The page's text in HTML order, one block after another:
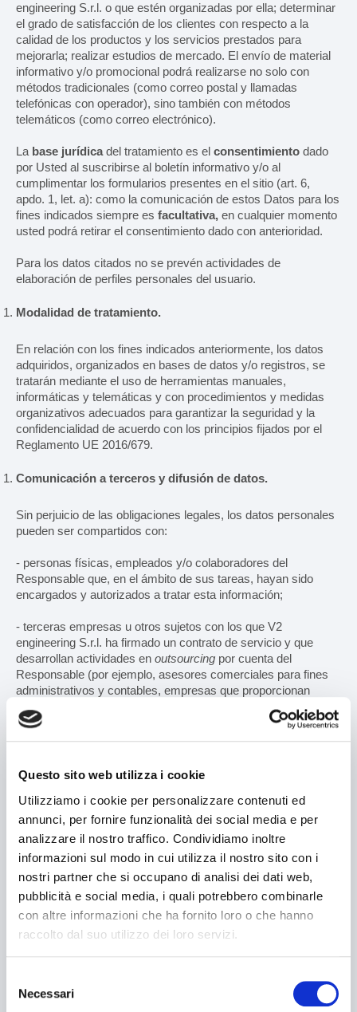
Questo sito web utilizza i cookie
Utilizziamo i cookie per personalizzare contenuti ed
annunci, per fornire funzionalità dei social media e per
analizzare il nostro traffico. Condividiamo inoltre
informazioni sul modo in cui utilizza il nostro sito con i
nostri partner che si occupano di analisi dei dati web,
pubblicità e social media, i quali potrebbero combinarle
con altre informazioni che ha fornito loro o che hanno
raccolto dal suo utilizzo dei loro servizi.
delNecessari
Tissue
CONTACTO
Cómo contactarnos
Cómo llegar
Trabaje con nosotros
Área reservada
engineering S.r.l. o que estén organizadas por ella; determinar
el grado de satisfacción de los clientes con respecto a la
calidad de los productos y los servicios prestados para
mejorarla; realizar estudios de mercado. El envío de material
informativo y/o promocional podrá realizarse no solo con
métodos tradicionales (como correo postal y llamadas
telefónicas con operador), sino también con métodos
telemáticos (como correo electrónico).
La base jurídicadel tratamiento es el consentimiento dado
por Usted al suscribirse al boletín informativo y/o al
cumplimentar los formularios presentes en el sitio (art. 6,
apdo. 1, let. a): como la comunicación de estos Datos para los
fines indicados siempre es facultativa, en cualquier momento
usted podrá retirar el consentimiento dado con anterioridad.
Para los datos citados no se prevén actividades de
elaboración de perfiles personales del usuario.
Modalidad de tratamiento.
En relación con los fines indicados anteriormente, los datos
adquiridos, organizados en bases de datos y/o registros, se
tratarán mediante el uso de herramientas manuales,
informáticas y telemáticas y con procedimientos y medidas
organizativos adecuados para garantizar la seguridad y la
confidencialidad de acuerdo con los principios fijados por el
Reglamento UE 2016/679.
Comunicación a terceros y difusión de datos.
Sin perjuicio de las obligaciones legales, los datos personales
pueden ser compartidos con:
- personas físicas, empleados y/o colaboradores del
Responsable que, en el ámbito de sus tareas, hayan sido
encargados y autorizados a tratar esta información;
- terceras empresas u otros sujetos con los que V2
engineering S.r.l. ha firmado un contrato de servicio y que
desarrollan actividades en outsourcing por cuenta del
Responsable (por ejemplo, asesores comerciales para fines
administrativos y contables, empresas que proporcionan
servicios de seguridad informática y gestión de software, etc.);
- empresas de transporte y expedición, empresas de gestión
físicas y/o jurídicas que suministran bienes y/o servicios que
V2 engineering S.r.l. utiliza en sus actividades cuando es
necesario para los fines mencionados en esta nota
informativa;
disputa, compañías de seguros para prestar servicios de
seguros y, en general, todos los sujetos cuyo derecho de
acceso a dicha información se reconoce en virtud de medidas
normativas y/o judiciales (como organismos de supervisión,
autoridades judiciales, autoridades públicas). Estos sujetos
En ningún caso los datos serán objeto de difusión.